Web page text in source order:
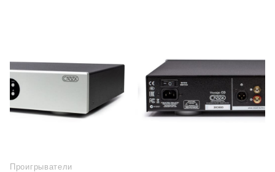
Проигрыватели